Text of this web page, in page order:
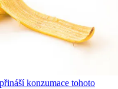
konzumace tohoto